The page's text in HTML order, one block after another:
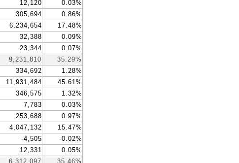
12,120
0.03%
305,694
0.86%
6,234,654
17.48%
32,388
0.09%
23,344
0.07%
9,231,810
35.29%
334,692
1.28%
11,931,484
45.61%
346,575
1.32%
7,783
0.03%
253,688
0.97%
4,047,132
15.47%
-4,505
-0.02%
12,331
0.05%
6,312,097 35.46%